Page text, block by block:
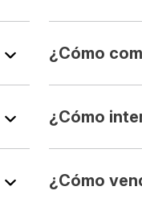
¿Cómo
¿Cómo
¿Cómo